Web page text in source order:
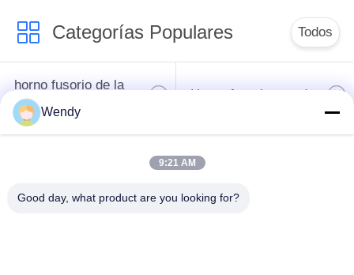
Categorías Populares Todos
horno fusorio de la
inducción
Horno fusorio grande
calefacción de
Wendy
9:21 AM
Good day, what product are you looking for?